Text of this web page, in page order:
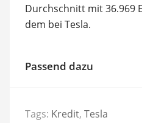
Durchschnitt mit 36.969
dem bei Tesla.
Passend dazu
Tags: Kredit, Tesla